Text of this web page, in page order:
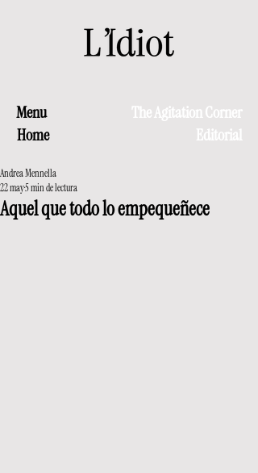
Menu
The Agitation Corner
Home
Editorial
Aquel que todo lo empequeñece
Andrea Mennella
22 may5 min de lectura